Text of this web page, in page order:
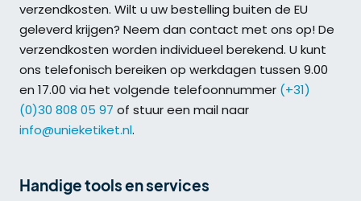
verzendkosten. Wilt u uw bestelling buiten de EU
geleverd krijgen? Neem dan contact met ons op! De
verzendkosten worden individueel berekend. U kunt
ons telefonisch bereiken op werkdagen tussen 9.00
en 17.00 via het volgende telefoonnummer (+31)
(0)30 808 05 97 of stuur een mail naar
info@unieketiket.nl.
Handige tools en services